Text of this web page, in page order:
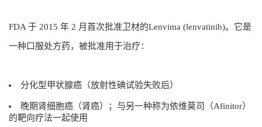
FDA 于 2015 年 2 月首次批准卫材的Lenvima (lenvatinib)。它是
一种口服处方药，被批准用于治疗：
分化型甲状腺癌（放射性碘试验失败后）
晚期肾细胞癌（肾癌）；与另一种称为依维莫司（Afinitor）
的靶向疗法一起使用